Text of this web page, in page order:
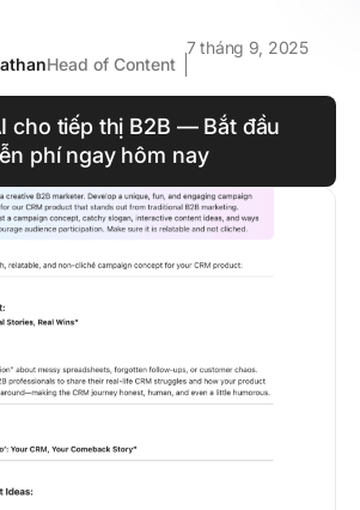
Head of Content
7 tháng 9, 2025
cho tiếp thị B2B — Bắt đầu
phí ngay hôm nay